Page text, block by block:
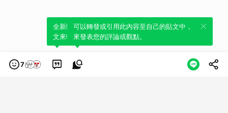
7
全新體驗！一鍵引用此內容，透過發布貼
文來輕鬆表達個人立場。
可以轉發或引用此內容至自己的貼文中，
來發表您的評論或觀點。